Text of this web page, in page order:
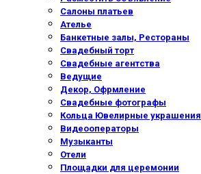
Салоны платьев
Ателье
Банкетные залы, Рестораны
Свадебный торт
Свадебные агентства
Ведущие
Декор, Офрмление
Свадебные фотографы
Кольца Ювелирные украшения
Видеооператоры
Музыканты
Отели
Площадки для церемонии